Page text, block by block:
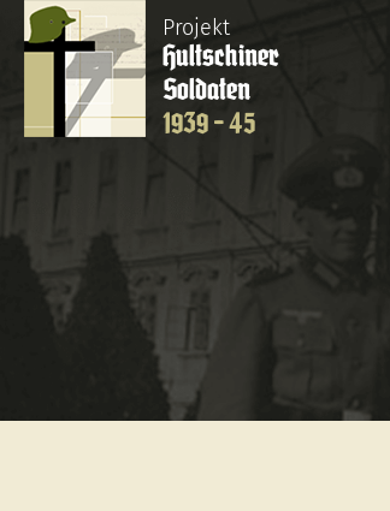
Projekt
Hultschiner
Soldaten
1939 - 45